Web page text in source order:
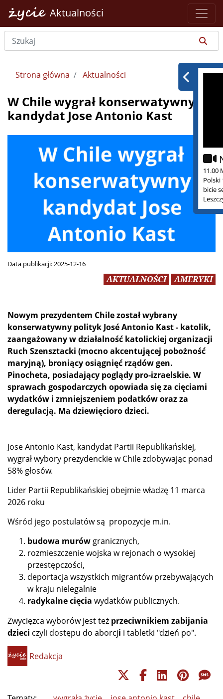
Aktualności
11.00
Polski
bicie
Strona główna Aktualności
W Chile wygrał konserwatywny
kandydat Jose Antonio Kast
Data publikacji:2025-12-16
AKTUALNOŚCI AMERYKI
Nowym prezydentem Chile został wybrany
konserwatywny polityk José Antonio Kast - katolik,
zaangażowany w działalność katolickiej organizacji
Ruch Szensztacki (mocno akcentującej pobożność
maryjną), broniący osiągnięć rządów gen.
Pinocheta, posiadający poglądy pro-izraelskie. W
sprawach gospodarczych opowiada się za cięciami
wydatków i zmniejszeniem podatków oraz za
deregulacją. Ma dziewięcioro dzieci.
Jose Antonio Kast, kandydat Partii Republikańskiej,
wygrał wybory prezydenckie w Chile zdobywając ponad
58% głosów.
Lider Partii Republikańskiej obejmie władzę 11 marca
2026 roku
Wśród jego postulatów są propozycje m.in.
budowa murów granicznych,
rozmieszczenie wojska w rejonach o wysokiej
przestępczości,
deportacja wszystkich migrantów przebywających
w kraju nielegalnie
radykalne cięcia wydatków publicznych.
Zwycięzca wyborów jest też przeciwnikiem zabijania
dzieci czyli dostępu do aborcji i tabletki "dzień po".
Redakcja